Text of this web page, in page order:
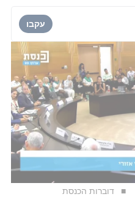
עקבו
דוברות הכנסת